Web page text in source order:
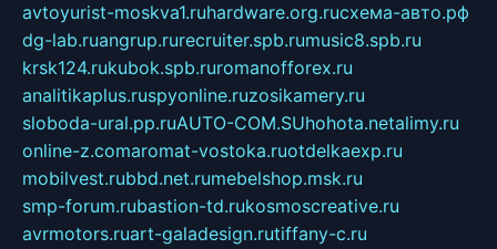
avtoyurist-moskva1.ruhardware.org.ruсхема-авто.рф
dg-lab.ruangrup.rurecruiter.spb.rumusic8.spb.ru
krsk124.rukubok.spb.ruromanofforex.ru
analitikaplus.ruspyonline.ruzosikamery.ru
sloboda-ural.pp.ruAUTO-COM.SUhohota.netalimy.ru
online-z.comaromat-vostoka.ruotdelkaexp.ru
mobilvest.rubbd.net.rumebelshop.msk.ru
smp-forum.rubastion-td.rukosmoscreative.ru
avrmotors.ruart-galadesign.rutiffany-c.ru